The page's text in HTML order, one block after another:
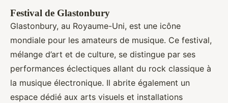
Festival de Glastonbury
Glastonbury, au Royaume-Uni, est une icône
mondiale pour les amateurs de musique. Ce festival,
mélange d’art et de culture, se distingue par ses
performances éclectiques allant du rock classique à
la musique électronique. Il abrite également un
espace dédié aux arts visuels et installations